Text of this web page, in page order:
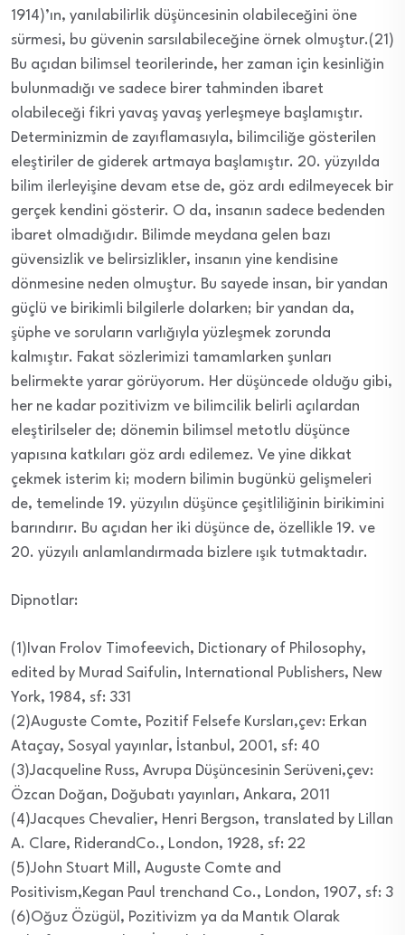
1914)’ın, yanılabilirlik düşüncesinin olabileceğini öne
sürmesi, bu güvenin sarsılabileceğine örnek olmuştur.(21)
Bu açıdan bilimsel teorilerinde, her zaman için kesinliğin
bulunmadığı ve sadece birer tahminden ibaret
olabileceği fikri yavaş yavaş yerleşmeye başlamıştır.
Determinizmin de zayıflamasıyla, bilimciliğe gösterilen
eleştiriler de giderek artmaya başlamıştır. 20. yüzyılda
bilim ilerleyişine devam etse de, göz ardı edilmeyecek bir
gerçek kendini gösterir. O da, insanın sadece bedenden
ibaret olmadığıdır. Bilimde meydana gelen bazı
güvensizlik ve belirsizlikler, insanın yine kendisine
dönmesine neden olmuştur. Bu sayede insan, bir yandan
güçlü ve birikimli bilgilerle dolarken; bir yandan da,
şüphe ve soruların varlığıyla yüzleşmek zorunda
kalmıştır. Fakat sözlerimizi tamamlarken şunları
belirmekte yarar görüyorum. Her düşüncede olduğu gibi,
her ne kadar pozitivizm ve bilimcilik belirli açılardan
eleştirilseler de; dönemin bilimsel metotlu düşünce
yapısına katkıları göz ardı edilemez. Ve yine dikkat
çekmek isterim ki; modern bilimin bugünkü gelişmeleri
de, temelinde 19. yüzyılın düşünce çeşitliliğinin birikimini
barındırır. Bu açıdan her iki düşünce de, özellikle 19. ve
20. yüzyılı anlamlandırmada bizlere ışık tutmaktadır.
Dipnotlar:
(1)Ivan Frolov Timofeevich, Dictionary of Philosophy,
edited by Murad Saifulin, International Publishers, New
York, 1984, sf: 331
(2)Auguste Comte, Pozitif Felsefe Kursları,çev: Erkan
Ataçay, Sosyal yayınlar, İstanbul, 2001, sf: 40
(3)Jacqueline Russ, Avrupa Düşüncesinin Serüveni,çev:
Özcan Doğan, Doğubatı yayınları, Ankara, 2011
(4)Jacques Chevalier, Henri Bergson, translated by Lillan
A. Clare, RiderandCo., London, 1928, sf: 22
(5)John Stuart Mill, Auguste Comte and
Positivism,Kegan Paul trenchand Co., London, 1907, sf: 3
(6)Oğuz Özügül, Pozitivizm ya da Mantık Olarak